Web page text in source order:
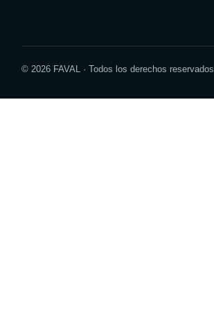
© 2026 FAVAL · Todos los derechos reservados